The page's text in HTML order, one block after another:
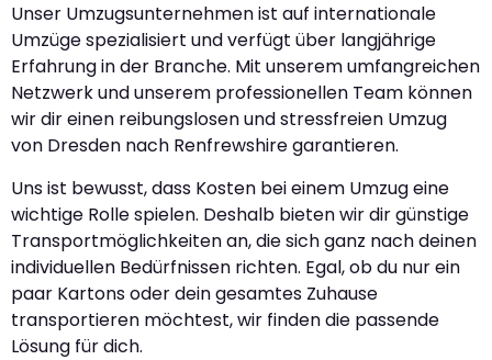
Unser Umzugsunternehmen ist auf internationale
Umzüge spezialisiert und verfügt über langjährige
Erfahrung in der Branche. Mit unserem umfangreichen
Netzwerk und unserem professionellen Team können
wir dir einen reibungslosen und stressfreien Umzug
von Dresden nach Renfrewshire garantieren.
Uns ist bewusst, dass Kosten bei einem Umzug eine
wichtige Rolle spielen. Deshalb bieten wir dir günstige
Transportmöglichkeiten an, die sich ganz nach deinen
individuellen Bedürfnissen richten. Egal, ob du nur ein
paar Kartons oder dein gesamtes Zuhause
transportieren möchtest, wir finden die passende
Lösung für dich.